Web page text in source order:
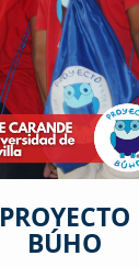
PROYECTO
BÚHO